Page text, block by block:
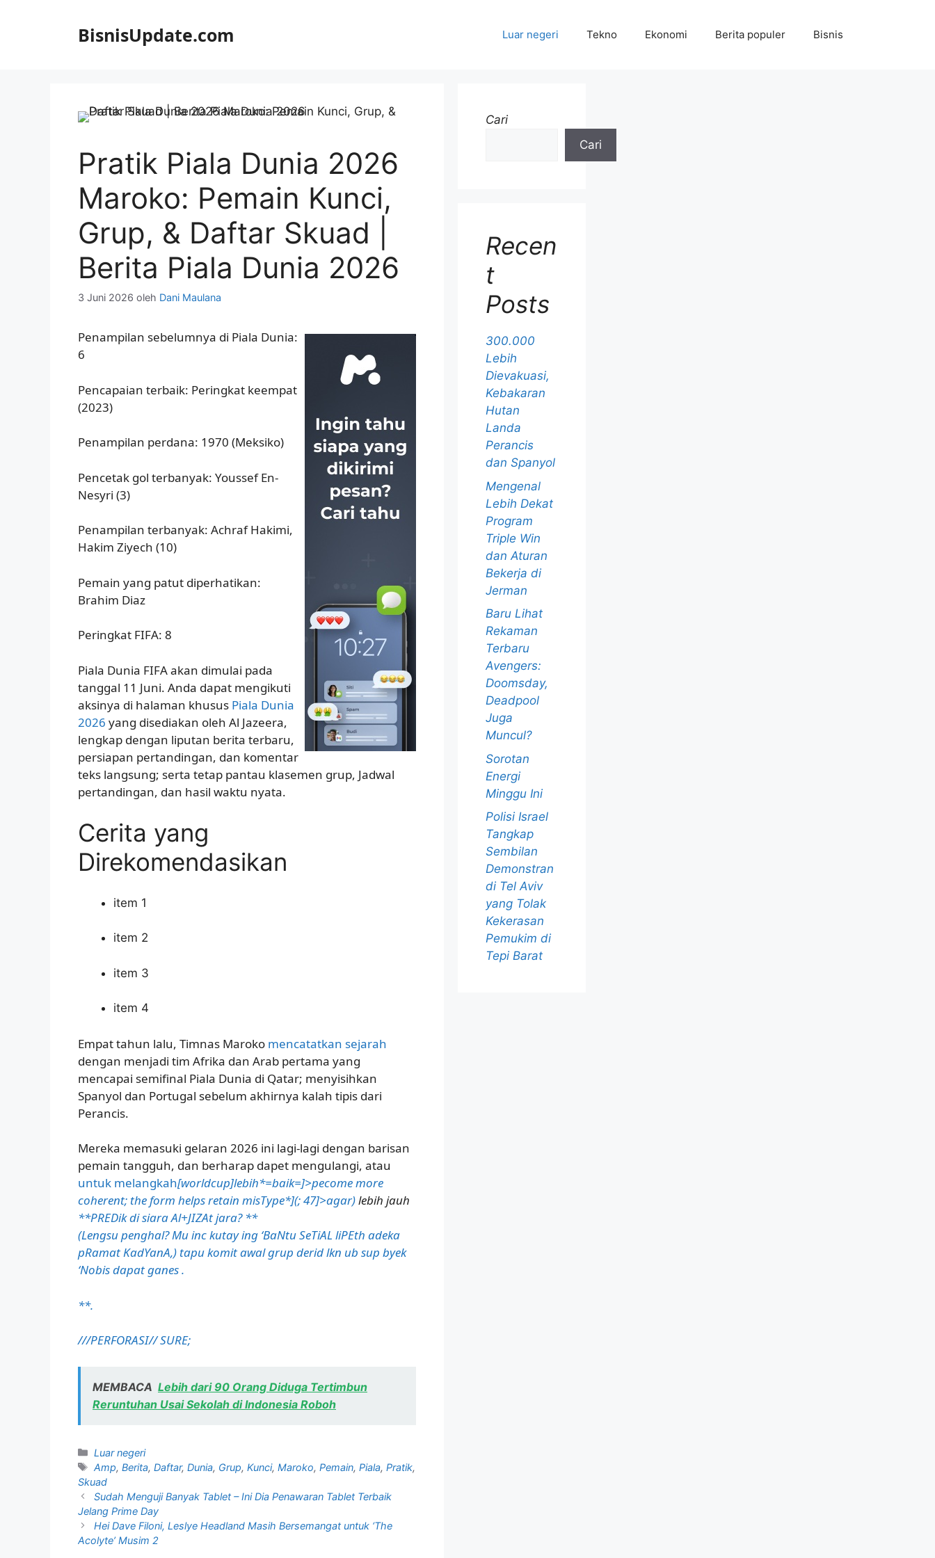
BisnisUpdate.com Luar negeri Tekno Ekonomi Berita populer Bisnis
Pratik Piala Dunia 2026
Maroko: Pemain Kunci,
Grup, & Daftar Skuad |
Berita Piala Dunia 2026
3 Juni 2026 oleh Dani Maulana
Penampilan sebelumnya di Piala Dunia:
6
Pencapaian terbaik: Peringkat keempat
(2023)
Penampilan perdana: 1970 (Meksiko)
Pencetak gol terbanyak: Youssef En-
Nesyri (3)
Penampilan terbanyak: Achraf Hakimi,
Hakim Ziyech (10)
Pemain yang patut diperhatikan:
Brahim Diaz
Peringkat FIFA: 8
Piala Dunia FIFA akan dimulai pada
tanggal 11 Juni. Anda dapat mengikuti
aksinya di halaman khusus Piala Dunia
2026 yang disediakan oleh Al Jazeera,
lengkap dengan liputan berita terbaru,
persiapan pertandingan, dan komentar
teks langsung; serta tetap pantau klasemen grup, Jadwal
pertandingan, dan hasil waktu nyata.
Cerita yang
Direkomendasikan
item 1
item 2
item 3
item 4
Empat tahun lalu, Timnas Maroko mencatatkan sejarah
dengan menjadi tim Afrika dan Arab pertama yang
mencapai semifinal Piala Dunia di Qatar; menyisihkan
Spanyol dan Portugal sebelum akhirnya kalah tipis dari
Perancis.
Mereka memasuki gelaran 2026 ini lagi-lagi dengan barisan
pemain tangguh, dan berharap dapet mengulangi, atau
untuk melangkah[worldcup]lebih*=baik=]>pecome more
coherent; the form helps retain misType*](; 47]>agar)lebih jauh
**PREDik di siara Al+JIZAt jara? **
(Lengsu penghal? Mu inc kutay ing ‘BaNtu SeTiAL liPEth adeka
pRamat KadYanA,) tapu komit awal grup derid lkn ub sup byek
‘Nobis dapat ganes.
**.
///PERFORASI// SURE;
MEMBACA Lebih dari 90 Orang Diduga Tertimbun
Reruntuhan Usai Sekolah di Indonesia Roboh
Kategori
Luar negeri
Tag
Amp,Berita,Daftar,Dunia, Grup,Kunci,Maroko,Pemain,Piala,Pratik,
Skuad
Sudah Menguji Banyak Tablet – Ini Dia Penawaran Tablet Terbaik
Jelang Prime Day
Hei Dave Filoni, Leslye Headland Masih Bersemangat untuk ‘The
Acolyte’ Musim 2
Cari
Cari
Recen
t
Posts
300.000
Lebih
Dievakuasi,
Kebakaran
Hutan
Landa
Perancis
dan Spanyol
Mengenal
Lebih Dekat
Program
Triple Win
dan Aturan
Bekerja di
Jerman
Baru Lihat
Rekaman
Terbaru
Avengers:
Doomsday,
Deadpool
Juga
Muncul?
Sorotan
Energi
Minggu Ini
Polisi Israel
Tangkap
Sembilan
Demonstran
di Tel Aviv
yang Tolak
Kekerasan
Pemukim di
Tepi Barat